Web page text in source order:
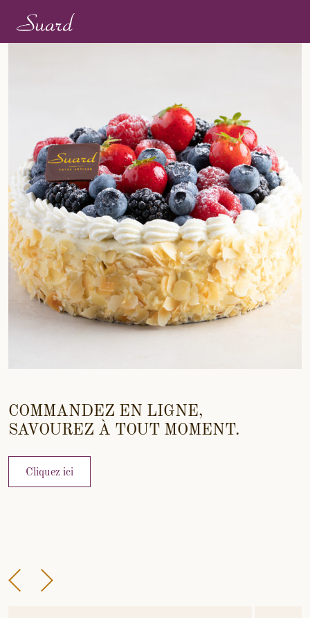
COMMANDEZ EN LIGNE,
SAVOUREZ À TOUT MOMENT.
Cliquez ici